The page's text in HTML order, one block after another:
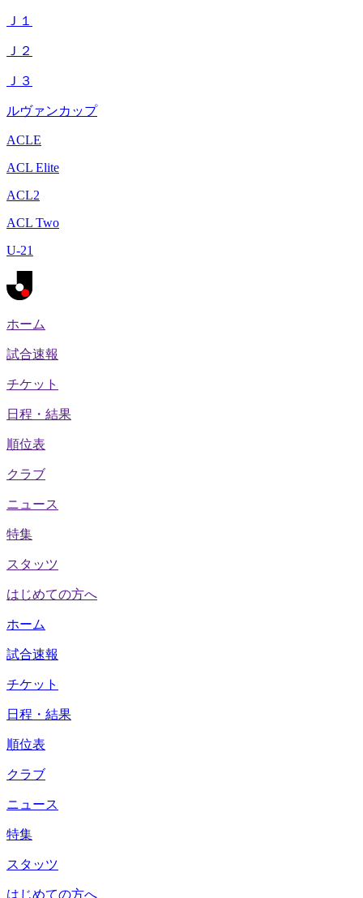
Ｊ１
Ｊ２
Ｊ３
ルヴァンカップ
ACLE
ACL Elite
ACL2
ACL Two
U-21
ホーム
試合速報
チケット
日程・結果
順位表
クラブ
ニュース
特集
スタッツ
はじめての方へ
ホーム
試合速報
チケット
日程・結果
順位表
クラブ
ニュース
特集
スタッツ
はじめての方へ